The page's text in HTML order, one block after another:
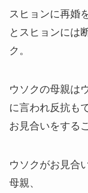
スヒョンに再婚
とスヒョンには
ク。
ウソクの母親は
に言われ反抗も
お見合いをする
ウソクがお見合
母親、